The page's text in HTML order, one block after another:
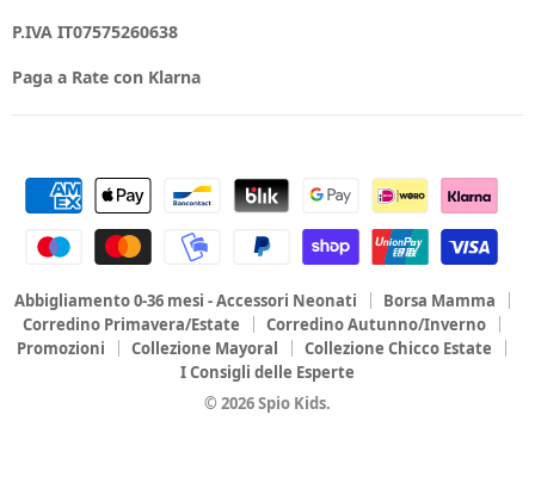
P.IVA IT07575260638
Paga a Rate con Klarna
Abbigliamento 0-36 mesi - Accessori Neonati
Borsa Mamma
Corredino Primavera/Estate
Corredino Autunno/Inverno
Promozioni
Collezione Mayoral
Collezione Chicco Estate
I Consigli delle Esperte
© 2026 Spio Kids.